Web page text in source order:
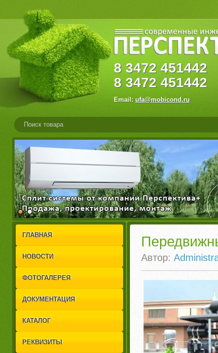
8 3472
8 3472 451442
Email: ufa@mobicond.ru
1
2
ГЛАВНАЯ
НОВОСТИ
ФОТОГАЛЕРЕЯ
ДОКУМЕНТАЦИЯ
КАТАЛОГ
РЕКВИЗИТЫ
Автор: